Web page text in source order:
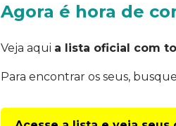
Agora é hora de
Veja aqui a lista oficial com
Para encontrar os seus,